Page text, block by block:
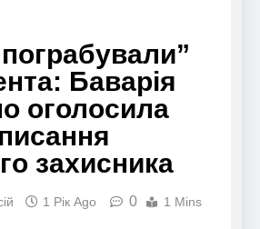
Баварія
оголосила
захисника
1 Рік Ago 0 1 Mins